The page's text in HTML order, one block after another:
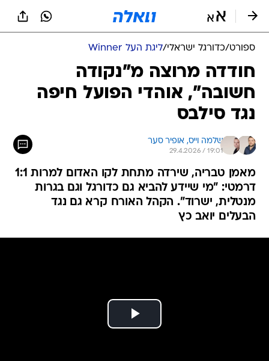
ספורט/כדורגל ישראלי/ליגת העל Winner
חודדה מרוצה מ"נקודה
חשובה", אוהדי הפועל חיפה
נגד סילבס
שלמה וייס, אופיר סער
29.4.2026 / 19:01
מאמן טבריה, שירדה מתחת לקו האדום למרות 1:1
דרמטי: "מי שיידע להביא גם כדורגל וגם בגרות
מנטלית, ישרוד". הקהל האורח קרא גם נגד
הבעלים יואב כץ